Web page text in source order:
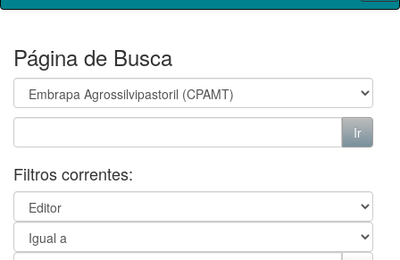
Página de Busca
Filtros correntes: